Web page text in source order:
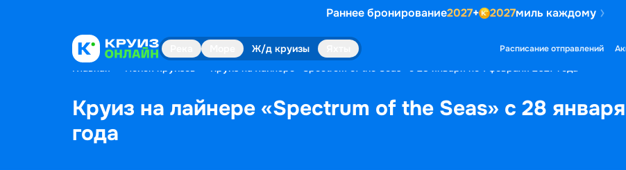
Раннее бронирование2027+ 2027миль каждому
Ж/д круизы Расписание отправлений
Главная Поиск круизов Круиз на лайнере «Spectrum of the Seas» с 28 января по 1 февраля 2027 года
Круиз на лайнере «Spectrum of the Seas» с 28
года